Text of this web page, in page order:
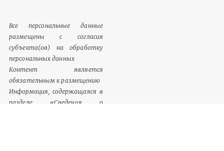
Все персональные данные
размещены с согласия
субъекта(ов) на обработку
персональных данных
Контент является
обязательным к размещению
Информация, содержащаяся в
разделе «Сведения о